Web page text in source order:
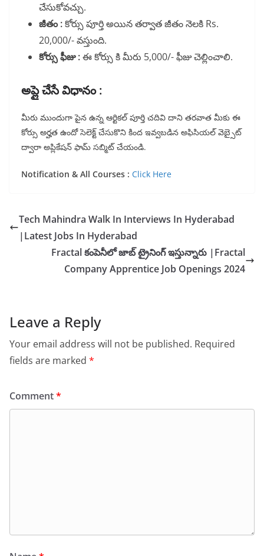
చేసుకోవచ్చు.
జీతం :కోర్సు పూర్తి అయిన తర్వాత జీతం నెలకి Rs.
20,000/- వస్తుంది.
కోర్సు ఫీజు :ఈ కోర్సు కి మీరు 5,000/- ఫీజు చెల్లించాలి.
అప్లై చేసే విధానం :
మీరు ముందుగా పైన ఉన్న ఆర్టికల్ పూర్తి చదివి దాని తరవాత మీకు ఈ
కోర్సు అర్హత ఉందో సెలెక్ట్ చేసుకొని కింద ఇవ్వబడిన అఫిసియల్ వెబ్సైట్
ద్వారా అప్లికేషన్ ఫామ్ సబ్మిట్ చేయండి.
Notification & All Courses : Click Here
Tech Mahindra Walk In Interviews In Hyderabad
|Latest Jobs In Hyderabad
Fractal కంపెనీలో జాబ్ ట్రైనింగ్ ఇస్తున్నారు |Fractal
Company Apprentice Job Openings 2024
Leave a Reply
Your email address will not be published. Required
fields are marked *
Comment*